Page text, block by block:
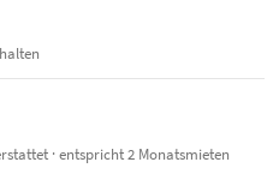
· entspricht 2 Monatsmieten